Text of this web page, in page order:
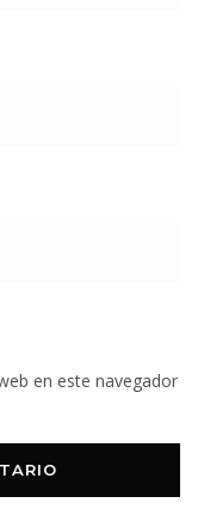
en este navegador